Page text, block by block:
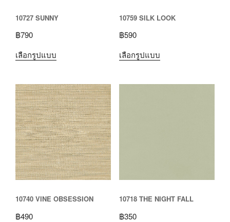
10727 SUNNY
฿790
เลือกรูปแบบ
10759 SILK LOOK
฿590
เลือกรูปแบบ
10740 VINE OBSESSION
฿490
10718 THE NIGHT FALL
฿350